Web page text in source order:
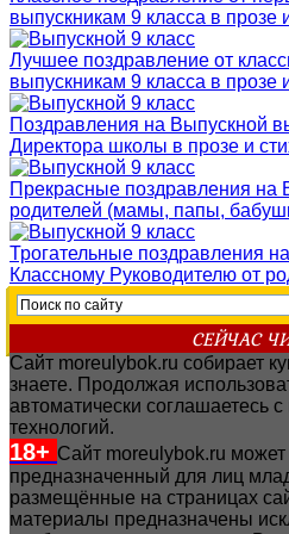
выпускникам 9 класса в прозе
Лучшее поздравление от
выпускникам 9 класса в прозе
Поздравления на Выпускной
Директора школы в прозе и
Прекрасные поздравления на
родителей (мамы, папы,
Трогательные поздравления
Классному Руководителю от
СЕЙЧАС
Сайт moreulybok.ru собирает
знаете. Продолжая
автоматически соглашаетесь
технологий.
18+ Сайт moreulybok.ru может
предназначенный для лиц
размещённые на страницах
материалы предназначены